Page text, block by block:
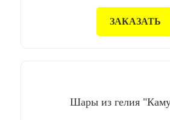
ЗАКАЗАТЬ
Шары из гелия